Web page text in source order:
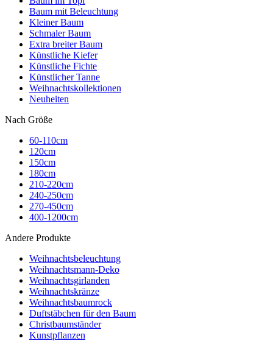
Baum mit Beleuchtung
Kleiner Baum
Schmaler Baum
Extra breiter Baum
Künstliche Kiefer
Künstliche Fichte
Künstlicher Tanne
Weihnachtskollektionen
Neuheiten
Nach Größe
60-110cm
120cm
150cm
180cm
210-220cm
240-250cm
270-450cm
400-1200cm
Andere Produkte
Weihnachtsbeleuchtung
Weihnachtsmann-Deko
Weihnachtsgirlanden
Weihnachtskränze
Weihnachtsbaumrock
Duftstäbchen für den Baum
Christbaumständer
Kunstpflanzen